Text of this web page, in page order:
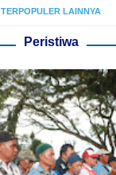
TERPOPULER LAINNYA
Peristiwa